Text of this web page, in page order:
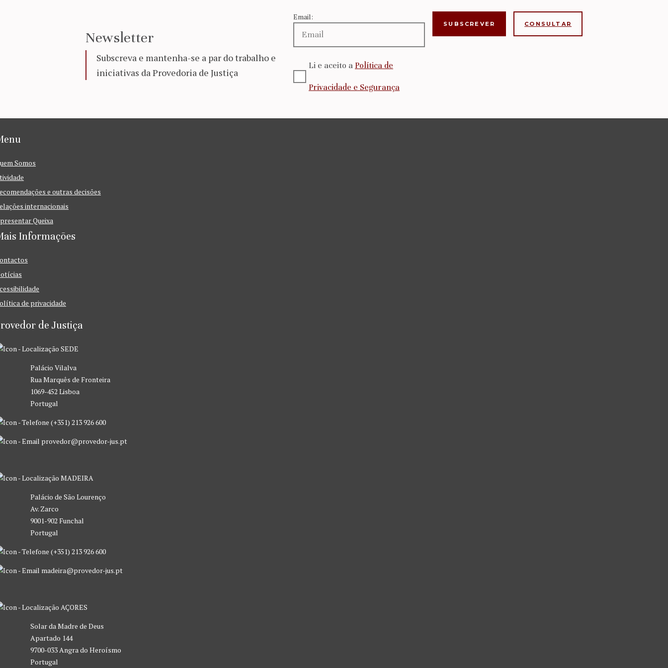
Newsletter
Subscreva e mantenha-se a par do trabalho e
iniciativas da Provedoria de Justiça
Email:
Li e aceito a Política de
Privacidade e Segurança
CONSULTAR
Somos
e outras decisões
internacionais
Queixa
Informações
de privacidade
de Justiça
SEDE
Palácio Vilalva
Rua Marquês de Fronteira
1069-452 Lisboa
Portugal
(+351) 213 926 600
provedor@provedor-jus.pt
MADEIRA
Palácio de São Lourenço
Av. Zarco
9001-902 Funchal
Portugal
(+351) 213 926 600
madeira@provedor-jus.pt
AÇORES
Solar da Madre de Deus
Apartado 144
9700-033 Angra do Heroísmo
Portugal